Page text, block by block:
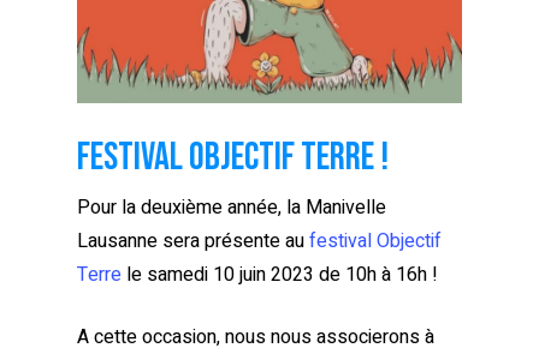
Festival Objectif Terre !
Pour la deuxième année, la Manivelle
Lausanne sera présente aufestival Objectif
Terre le samedi 10 juin 2023 de 10h à 16h !
A cette occasion, nous nous associerons à